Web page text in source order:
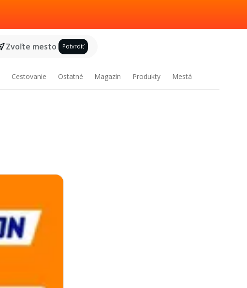
Zvoľte mesto Potvrdiť
Cestovanie Ostatné Magazín Produkty Mestá